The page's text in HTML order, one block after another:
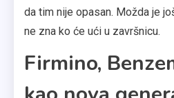
da tim nije opasan. Možda je
ne zna ko će ući u završnicu.
Firmino,